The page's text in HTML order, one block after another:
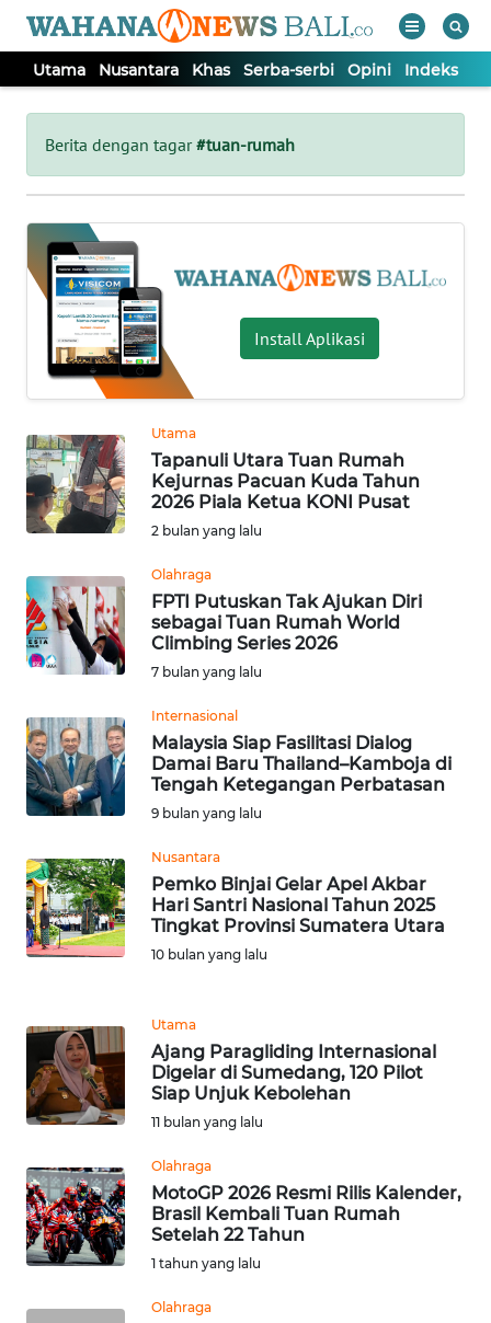
Utama Nusantara Khas Serba-serbi Opini Indeks
Berita dengan tagar#tuan-rumah
Install Aplikasi
Utama
Tapanuli Utara Tuan Rumah
Kejurnas Pacuan Kuda Tahun
2026 Piala Ketua KONI Pusat
2 bulan yang lalu
Olahraga
FPTI Putuskan Tak Ajukan Diri
sebagai Tuan Rumah World
Climbing Series 2026
7 bulan yang lalu
Internasional
Malaysia Siap Fasilitasi Dialog
Damai Baru Thailand–Kamboja di
Tengah Ketegangan Perbatasan
9 bulan yang lalu
Nusantara
Pemko Binjai Gelar Apel Akbar
Hari Santri Nasional Tahun 2025
Tingkat Provinsi Sumatera Utara
10 bulan yang lalu
Utama
Ajang Paragliding Internasional
Digelar di Sumedang, 120 Pilot
Siap Unjuk Kebolehan
11 bulan yang lalu
Olahraga
MotoGP 2026 Resmi Rilis Kalender,
Brasil Kembali Tuan Rumah
Setelah 22 Tahun
1 tahun yang lalu
Olahraga
Tutup
UTAMA
NUSANTARA
KHAS
SERBA-
SERBI
OPINI
Informasi
INDEKS
BERITA
KONTAK
KAMI
INFO
IKLAN
TENTANG
PEDOMAN
MEDIA
SIBER
KARIR
DISCLAIMER
Wahana
News
Regional
WN